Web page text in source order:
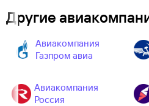
Другие
Авиакомпания
Газпром авиа
Авиакомпания
Россия